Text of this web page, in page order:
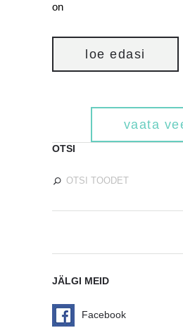
on
loe edasi
vaata
OTSI
JÄLGI MEID
Facebook